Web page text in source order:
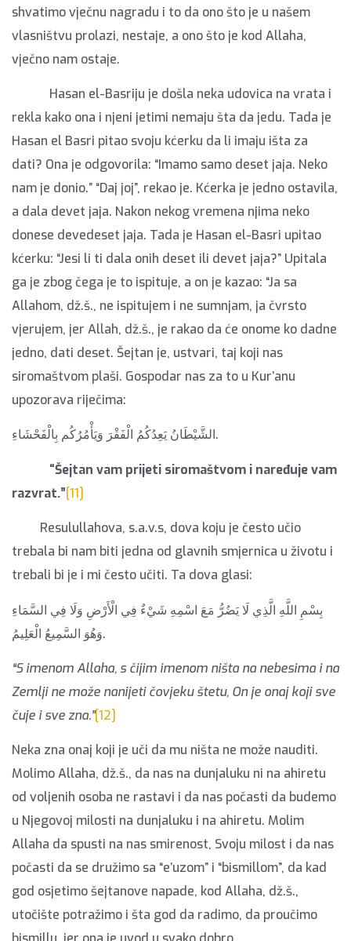
shvatimo vječnu nagradu i to da ono što je u našem
vlasništvu prolazi, nestaje, a ono što je kod Allaha,
vječno nam ostaje.
Hasan el-Basriju je došla neka udovica na vrata i
rekla kako ona i njeni jetimi nemaju šta da jedu. Tada je
Hasan el Basri pitao svoju kćerku da li imaju išta za
dati? Ona je odgovorila: “Imamo samo deset jaja. Neko
nam je donio.” “Daj joj”, rekao je. Kćerka je jedno ostavila,
a dala devet jaja. Nakon nekog vremena njima neko
donese devedeset jaja. Tada je Hasan el-Basri upitao
kćerku: “Jesi li ti dala onih deset ili devet jaja?” Upitala
ga je zbog čega je to ispituje, a on je kazao: “Ja sa
Allahom, dž.š., ne ispitujem i ne sumnjam, ja čvrsto
vjerujem, jer Allah, dž.š., je rakao da će onome ko dadne
jedno, dati deset. Šejtan je, ustvari, taj koji nas
siromaštvom plaši. Gospodar nas za to u Kur’anu
upozorava riječima:
الشَّيْطَانُ يَعِدُكُمُ الْفَقْرَ وَيَأْمُرُكُم بِالْفَحْشَاءِ.
“Šejtan vam prijeti siromaštvom i naređuje vam
razvrat.”[11]
Resulullahova, s.a.v.s, dova koju je često učio
trebala bi nam biti jedna od glavnih smjernica u životu i
trebali bi je i mi često učiti. Ta dova glasi:
بِسْمِ اللَّهِ الَّذِي لَا يَضُرُّ مَعَ اسْمِهِ شَيْءٌ فِي الْأَرْضِ وَلَا فِي السَّمَاءِ
وَهُوَ السَّمِيعُ الْعَلِيمُ.
“S imenom Allaha, s čijim imenom ništa na nebesima i na
Zemlji ne može nanijeti čovjeku štetu, On je onaj koji sve
čuje i sve zna.”[12]
Neka zna onaj koji je uči da mu ništa ne može nauditi.
Molimo Allaha, dž.š., da nas na dunjaluku ni na ahiretu
od voljenih osoba ne rastavi i da nas počasti da budemo
u Njegovoj milosti na dunjaluku i na ahiretu. Molim
Allaha da spusti na nas smirenost, Svoju milost i da nas
počasti da se družimo sa “e’uzom” i “bismillom”, da kad
god osjetimo šejtanove napade, kod Allaha, dž.š.,
utočište potražimo i šta god da radimo, da proučimo